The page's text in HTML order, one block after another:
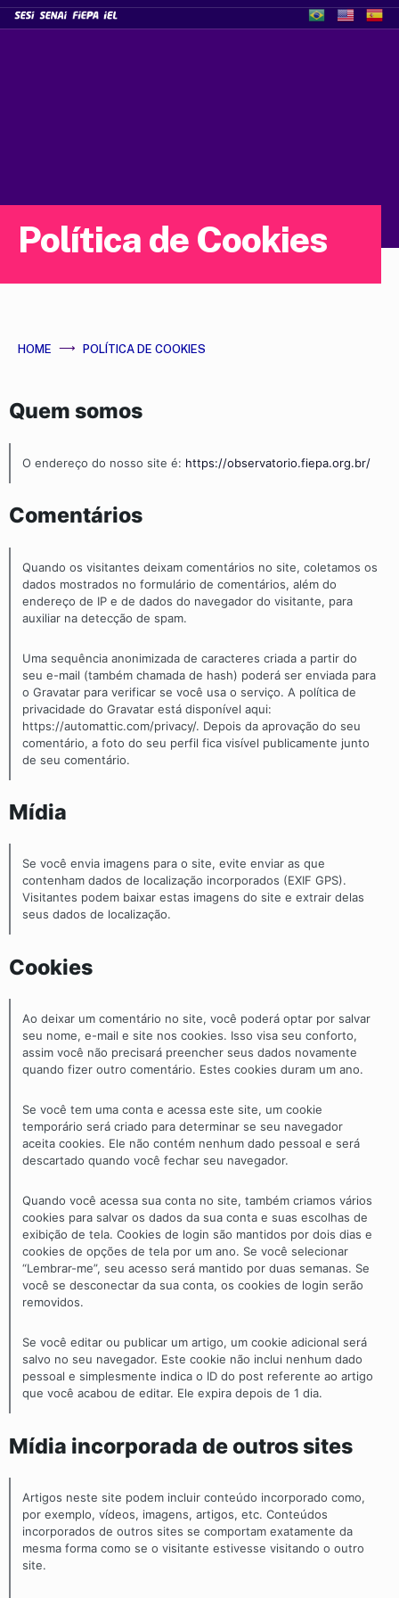
Política de Cookies
HOME POLÍTICA DE COOKIES
Quem somos
O endereço do nosso site é: https://observatorio.fiepa.org.br/
Comentários
Quando os visitantes deixam comentários no site, coletamos os
dados mostrados no formulário de comentários, além do
endereço de IP e de dados do navegador do visitante, para
auxiliar na detecção de spam.
Uma sequência anonimizada de caracteres criada a partir do
seu e-mail (também chamada de hash) poderá ser enviada para
o Gravatar para verificar se você usa o serviço. A política de
privacidade do Gravatar está disponível aqui:
https://automattic.com/privacy/. Depois da aprovação do seu
comentário, a foto do seu perfil fica visível publicamente junto
de seu comentário.
Mídia
Se você envia imagens para o site, evite enviar as que
contenham dados de localização incorporados (EXIF GPS).
Visitantes podem baixar estas imagens do site e extrair delas
seus dados de localização.
Cookies
Ao deixar um comentário no site, você poderá optar por salvar
seu nome, e-mail e site nos cookies. Isso visa seu conforto,
assim você não precisará preencher seus dados novamente
quando fizer outro comentário. Estes cookies duram um ano.
Se você tem uma conta e acessa este site, um cookie
temporário será criado para determinar se seu navegador
aceita cookies. Ele não contém nenhum dado pessoal e será
descartado quando você fechar seu navegador.
Quando você acessa sua conta no site, também criamos vários
cookies para salvar os dados da sua conta e suas escolhas de
exibição de tela. Cookies de login são mantidos por dois dias e
cookies de opções de tela por um ano. Se você selecionar
“Lembrar-me”, seu acesso será mantido por duas semanas. Se
você se desconectar da sua conta, os cookies de login serão
removidos.
Se você editar ou publicar um artigo, um cookie adicional será
salvo no seu navegador. Este cookie não inclui nenhum dado
pessoal e simplesmente indica o ID do post referente ao artigo
que você acabou de editar. Ele expira depois de 1 dia.
Mídia incorporada de outros sites
Artigos neste site podem incluir conteúdo incorporado como,
por exemplo, vídeos, imagens, artigos, etc. Conteúdos
incorporados de outros sites se comportam exatamente da
mesma forma como se o visitante estivesse visitando o outro
site.